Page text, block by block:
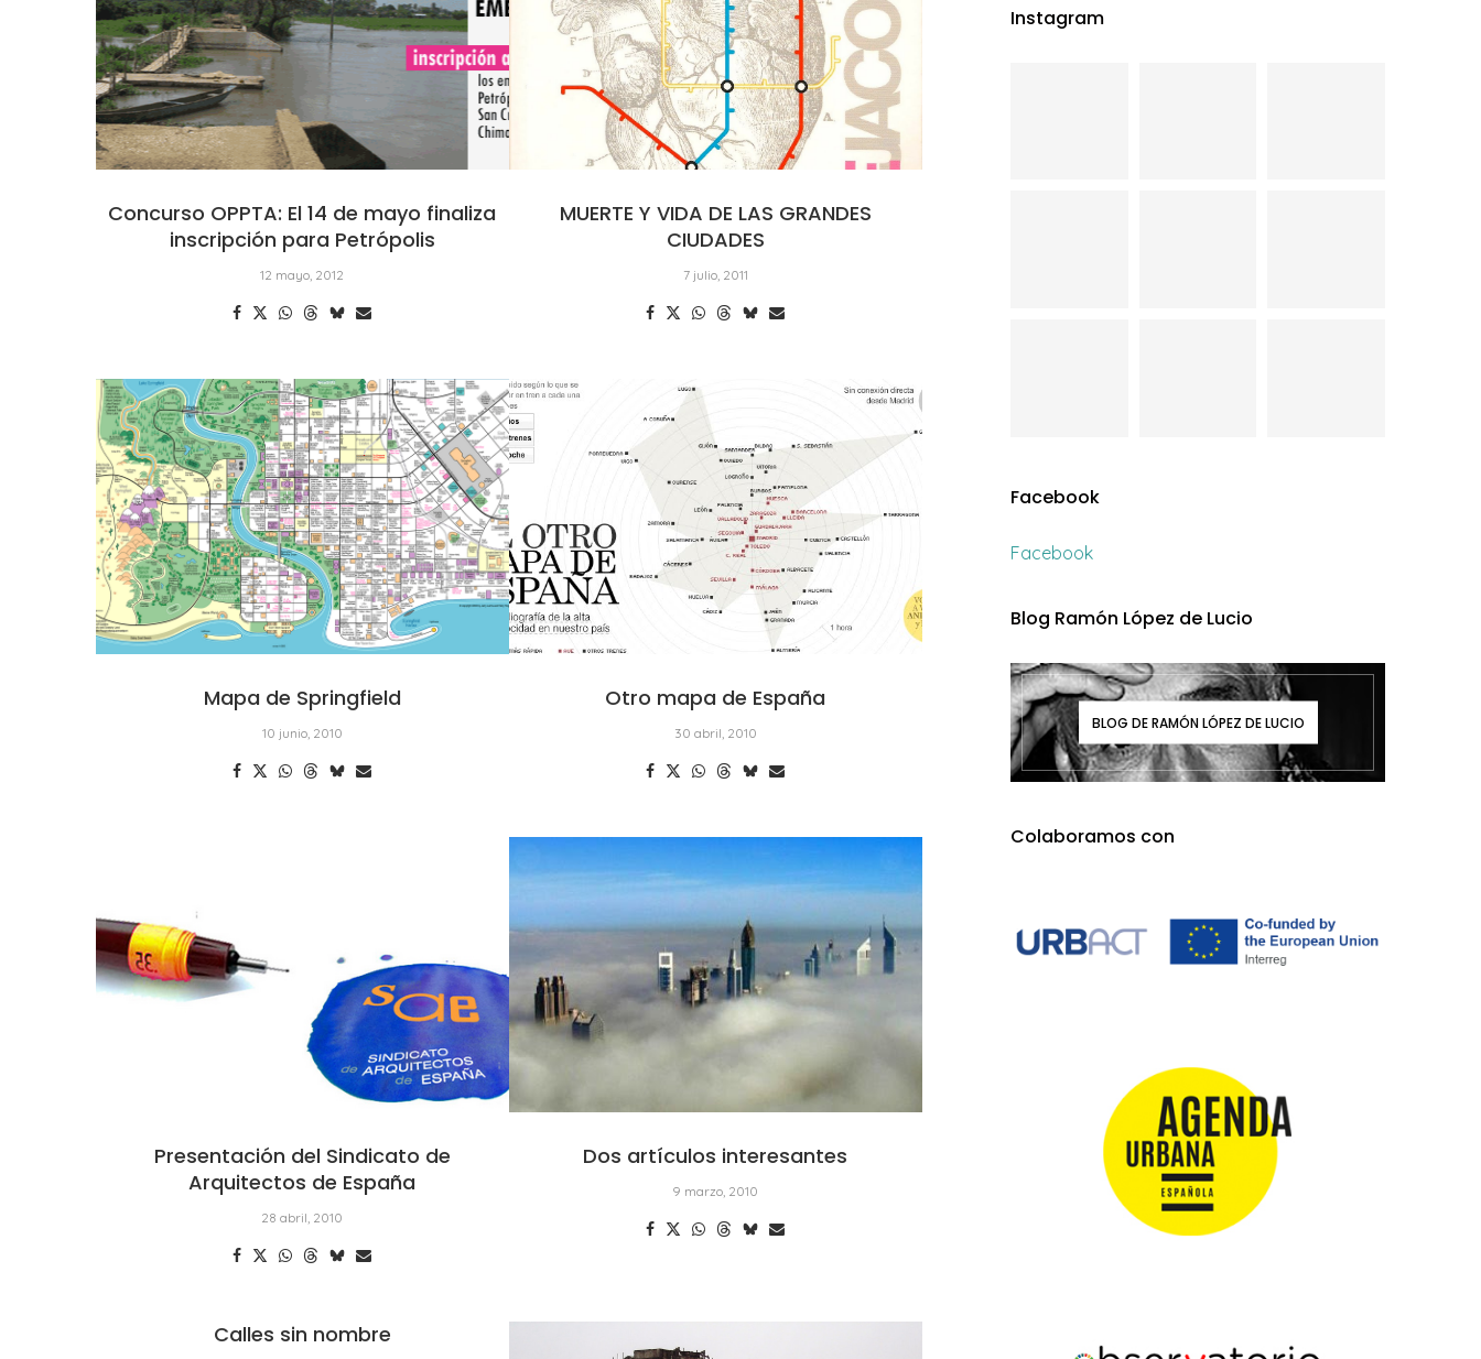
Concurso OPPTA: El 14 de mayo finaliza
inscripción para Petrópolis
12 mayo, 2012
MUERTE Y VIDA DE LAS GRANDES
CIUDADES
7 julio, 2011
Mapa de Springfield
10 junio, 2010
Otro mapa de España
30 abril, 2010
Presentación del Sindicato de
Arquitectos de España
28 abril, 2010
Dos artículos interesantes
9 marzo, 2010
Calles sin nombre
Instagram
Facebook
Facebook
Blog Ramón López de Lucio
BLOG DE RAMÓN LÓPEZ DE LUCIO
Colaboramos con